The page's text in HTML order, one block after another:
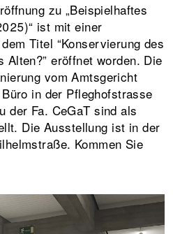
zu „Beispielhaftes
ist mit einer
Titel “Konservierung des
Alten?” eröffnet worden. Die
vom Amtsgericht
in der Pfleghofstrasse
der Fa. CeGaT sind als
Die Ausstellung ist in der
Kommen Sie